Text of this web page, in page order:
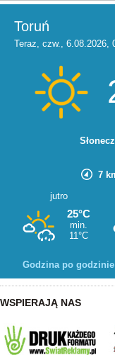
Godzina po godzinie
WSPIERAJĄ NAS